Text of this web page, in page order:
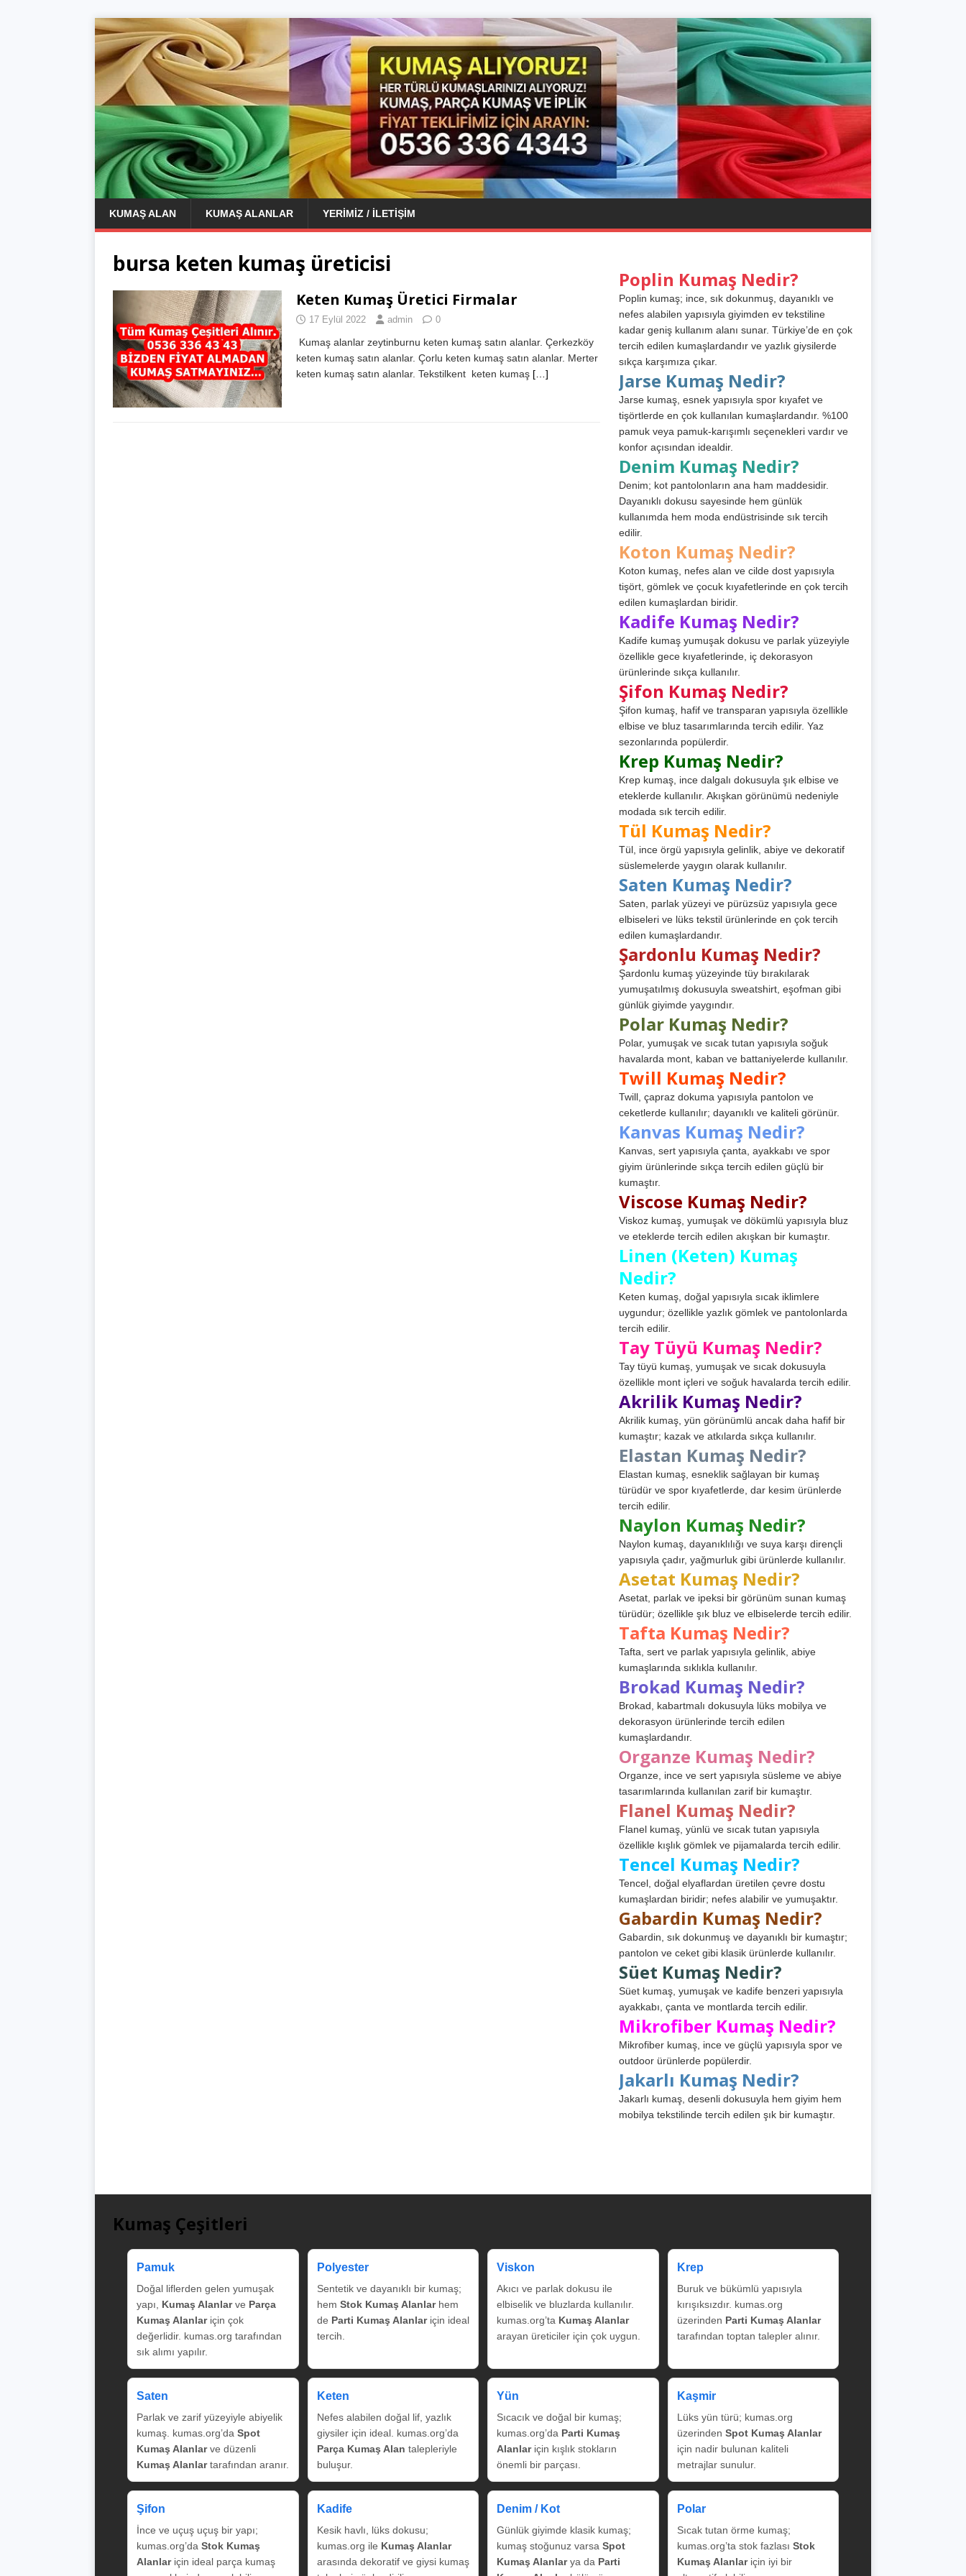
KUMAŞ ALAN KUMAŞ ALANLAR YERIMIZ / İLETIŞIM
bursa keten kumaş üreticisi
Keten Kumaş Üretici Firmalar
17 Eylül 2022 admin 0
Kumaş alanlar zeytinburnu keten kumaş satın alanlar. Çerkezköy
keten kumaş satın alanlar. Çorlu keten kumaş satın alanlar. Merter
keten kumaş satın alanlar. Tekstilkent keten kumaş […]
Poplin Kumaş Nedir?
Poplin kumaş; ince, sık dokunmuş, dayanıklı ve
nefes alabilen yapısıyla giyimden ev tekstiline
kadar geniş kullanım alanı sunar. Türkiye’de en çok
tercih edilen kumaşlardandır ve yazlık giysilerde
sıkça karşımıza çıkar.
Jarse Kumaş Nedir?
Jarse kumaş, esnek yapısıyla spor kıyafet ve
tişörtlerde en çok kullanılan kumaşlardandır. %100
pamuk veya pamuk-karışımlı seçenekleri vardır ve
konfor açısından idealdir.
Denim Kumaş Nedir?
Denim; kot pantolonların ana ham maddesidir.
Dayanıklı dokusu sayesinde hem günlük
kullanımda hem moda endüstrisinde sık tercih
edilir.
Koton Kumaş Nedir?
Koton kumaş, nefes alan ve cilde dost yapısıyla
tişört, gömlek ve çocuk kıyafetlerinde en çok tercih
edilen kumaşlardan biridir.
Kadife Kumaş Nedir?
Kadife kumaş yumuşak dokusu ve parlak yüzeyiyle
özellikle gece kıyafetlerinde, iç dekorasyon
ürünlerinde sıkça kullanılır.
Şifon Kumaş Nedir?
Şifon kumaş, hafif ve transparan yapısıyla özellikle
elbise ve bluz tasarımlarında tercih edilir. Yaz
sezonlarında popülerdir.
Krep Kumaş Nedir?
Krep kumaş, ince dalgalı dokusuyla şık elbise ve
eteklerde kullanılır. Akışkan görünümü nedeniyle
modada sık tercih edilir.
Tül Kumaş Nedir?
Tül, ince örgü yapısıyla gelinlik, abiye ve dekoratif
süslemelerde yaygın olarak kullanılır.
Saten Kumaş Nedir?
Saten, parlak yüzeyi ve pürüzsüz yapısıyla gece
elbiseleri ve lüks tekstil ürünlerinde en çok tercih
edilen kumaşlardandır.
Şardonlu Kumaş Nedir?
Şardonlu kumaş yüzeyinde tüy bırakılarak
yumuşatılmış dokusuyla sweatshirt, eşofman gibi
günlük giyimde yaygındır.
Polar Kumaş Nedir?
Polar, yumuşak ve sıcak tutan yapısıyla soğuk
havalarda mont, kaban ve battaniyelerde kullanılır.
Twill Kumaş Nedir?
Twill, çapraz dokuma yapısıyla pantolon ve
ceketlerde kullanılır; dayanıklı ve kaliteli görünür.
Kanvas Kumaş Nedir?
Kanvas, sert yapısıyla çanta, ayakkabı ve spor
giyim ürünlerinde sıkça tercih edilen güçlü bir
kumaştır.
Viscose Kumaş Nedir?
Viskoz kumaş, yumuşak ve dökümlü yapısıyla bluz
ve eteklerde tercih edilen akışkan bir kumaştır.
Linen (Keten) Kumaş
Nedir?
Keten kumaş, doğal yapısıyla sıcak iklimlere
uygundur; özellikle yazlık gömlek ve pantolonlarda
tercih edilir.
Tay Tüyü Kumaş Nedir?
Tay tüyü kumaş, yumuşak ve sıcak dokusuyla
özellikle mont içleri ve soğuk havalarda tercih edilir.
Akrilik Kumaş Nedir?
Akrilik kumaş, yün görünümlü ancak daha hafif bir
kumaştır; kazak ve atkılarda sıkça kullanılır.
Elastan Kumaş Nedir?
Elastan kumaş, esneklik sağlayan bir kumaş
türüdür ve spor kıyafetlerde, dar kesim ürünlerde
tercih edilir.
Naylon Kumaş Nedir?
Naylon kumaş, dayanıklılığı ve suya karşı dirençli
yapısıyla çadır, yağmurluk gibi ürünlerde kullanılır.
Asetat Kumaş Nedir?
Asetat, parlak ve ipeksi bir görünüm sunan kumaş
türüdür; özellikle şık bluz ve elbiselerde tercih edilir.
Tafta Kumaş Nedir?
Tafta, sert ve parlak yapısıyla gelinlik, abiye
kumaşlarında sıklıkla kullanılır.
Brokad Kumaş Nedir?
Brokad, kabartmalı dokusuyla lüks mobilya ve
dekorasyon ürünlerinde tercih edilen
kumaşlardandır.
Organze Kumaş Nedir?
Organze, ince ve sert yapısıyla süsleme ve abiye
tasarımlarında kullanılan zarif bir kumaştır.
Flanel Kumaş Nedir?
Flanel kumaş, yünlü ve sıcak tutan yapısıyla
özellikle kışlık gömlek ve pijamalarda tercih edilir.
Tencel Kumaş Nedir?
Tencel, doğal elyaflardan üretilen çevre dostu
kumaşlardan biridir; nefes alabilir ve yumuşaktır.
Gabardin Kumaş Nedir?
Gabardin, sık dokunmuş ve dayanıklı bir kumaştır;
pantolon ve ceket gibi klasik ürünlerde kullanılır.
Süet Kumaş Nedir?
Süet kumaş, yumuşak ve kadife benzeri yapısıyla
ayakkabı, çanta ve montlarda tercih edilir.
Mikrofiber Kumaş Nedir?
Mikrofiber kumaş, ince ve güçlü yapısıyla spor ve
outdoor ürünlerde popülerdir.
Jakarlı Kumaş Nedir?
Jakarlı kumaş, desenli dokusuyla hem giyim hem
mobilya tekstilinde tercih edilen şık bir kumaştır.
Kumaş Çeşitleri
Pamuk
Doğal liflerden gelen yumuşak
yapı, Kumaş Alanlarve Parça
Kumaş Alanlariçin çok
değerlidir. kumas.org tarafından
sık alımı yapılır.
Polyester
Sentetik ve dayanıklı bir kumaş;
hem Stok Kumaş Alanlarhem
de Parti Kumaş Alanlariçin ideal
tercih.
Viskon
Akıcı ve parlak dokusu ile
elbiselik ve bluzlarda kullanılır.
kumas.org’ta Kumaş Alanlar
arayan üreticiler için çok uygun.
Krep
Buruk ve bükümlü yapısıyla
kırışıksızdır. kumas.org
üzerinden Parti Kumaş Alanlar
tarafından toptan talepler alınır.
Saten
Parlak ve zarif yüzeyiyle abiyelik
kumaş. kumas.org’da Spot
Kumaş Alanlarve düzenli
Kumaş Alanlartarafından aranır.
Keten
Nefes alabilen doğal lif, yazlık
giysiler için ideal. kumas.org’da
Parça Kumaş Alan talepleriyle
buluşur.
Yün
Sıcacık ve doğal bir kumaş;
kumas.org’da Parti Kumaş
Alanlariçin kışlık stokların
önemli bir parçası.
Kaşmir
Lüks yün türü; kumas.org
üzerinden Spot Kumaş Alanlar
için nadir bulunan kaliteli
metrajlar sunulur.
Şifon
İnce ve uçuş uçuş bir yapı;
kumas.org’da Stok Kumaş
Alanlariçin ideal parça kumaş
Kadife
Kesik havlı, lüks dokusu;
kumas.org ile Kumaş Alanlar
arasında dekoratif ve giysi kumaş
Denim / Kot
Günlük giyimde klasik kumaş;
kumaş stoğunuz varsa Spot
Kumaş Alanlarya da Parti
Polar
Sıcak tutan örme kumaş;
kumas.org’ta stok fazlası Stok
Kumaş Alanlariçin iyi bir